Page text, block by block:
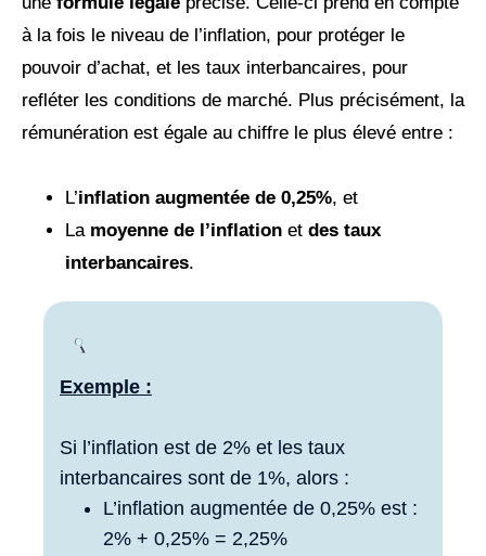
à la fois le niveau de l’inflation, pour protéger le
pouvoir d’achat, et les taux interbancaires, pour
refléter les conditions de marché. Plus précisément, la
rémunération est égale au chiffre le plus élevé entre :
L’inflation augmentée de 0,25%, et
La moyenne de l’inflation et des taux
interbancaires.
Exemple :
Si l’inflation est de 2% et les taux
interbancaires sont de 1%, alors :
L’inflation augmentée de 0,25% est :
2% + 0,25% = 2,25%